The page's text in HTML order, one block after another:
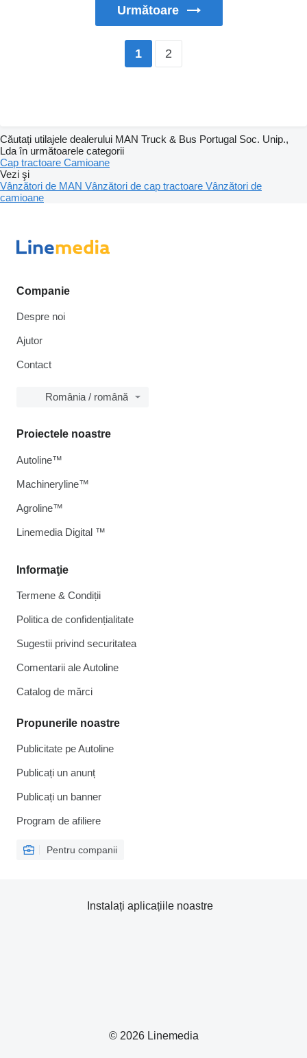
Următoare
1 2
Căutați utilajele dealerului MAN Truck & Bus Portugal Soc. Unip.,
Lda în următoarele categorii
Cap tractoare Camioane
Vezi şi
Vânzători de MAN Vânzători de cap tractoare Vânzători de
camioane
Companie
Despre noi
Ajutor
Contact
România / română
Informaţie
Termene & Condiții
Politica de confidențialitate
Sugestii privind securitatea
Comentarii ale Autoline
Catalog de mărcі
Propunerile noastre
Publicitate pe Autoline
Publicați un anunț
Publicați un banner
Program de afiliere
Pentru companii
Proiectele noastre
Autoline™
Machineryline™
Agroline™
Linemedia Digital ™
© 2026 Linemedia
Instalați aplicațiile noastre